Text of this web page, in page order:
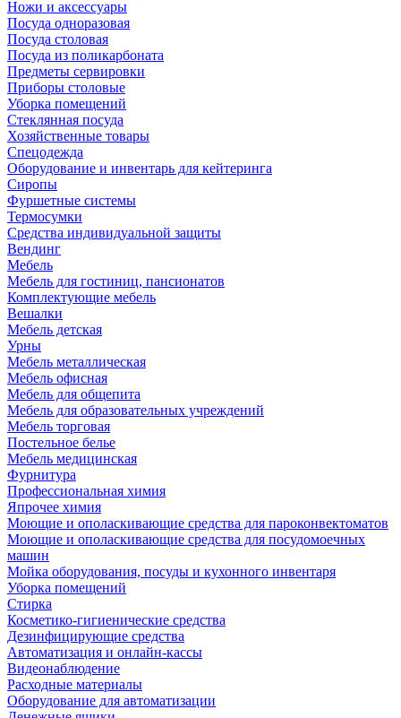
Ножи и аксессуары
Посуда одноразовая
Посуда столовая
Посуда из поликарбоната
Предметы сервировки
Приборы столовые
Уборка помещений
Стеклянная посуда
Хозяйственные товары
Спецодежда
Оборудование и инвентарь для кейтеринга
Сиропы
Фуршетные системы
Термосумки
Средства индивидуальной защиты
Вендинг
Мебель
Мебель для гостиниц, пансионатов
Комплектующие мебель
Вешалки
Мебель детская
Урны
Мебель металлическая
Мебель офисная
Мебель для общепита
Мебель для образовательных учреждений
Мебель торговая
Постельное белье
Мебель медицинская
Фурнитура
Профессиональная химия
Япрочее химия
Моющие и ополаскивающие средства для пароконвектоматов
Моющие и ополаскивающие средства для посудомоечных
машин
Мойка оборудования, посуды и кухонного инвентаря
Уборка помещений
Стирка
Косметико-гигиенические средства
Дезинфицирующие средства
Автоматизация и онлайн-кассы
Видеонаблюдение
Расходные материалы
Оборудование для автоматизации